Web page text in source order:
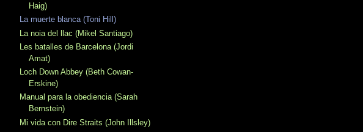
Haig)
La muerte blanca (Toni Hill)
La noia del llac (Mikel Santiago)
Les batalles de Barcelona (Jordi
Amat)
Loch Down Abbey (Beth Cowan-
Erskine)
Manual para la obediencia (Sarah
Bernstein)
Mi vida con Dire Straits (John Illsley)